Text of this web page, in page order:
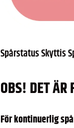
Spårstatus Skyttis
OBS! DET ÄR
För kontinuerlig